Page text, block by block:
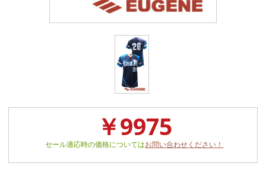
￥9975
セール適応時の価格についてはお問い合わせください！